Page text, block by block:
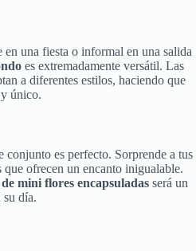
en una fiesta o informal en una salida
es extremadamente versátil. Las
a diferentes estilos, haciendo que
único.
conjunto es perfecto. Sorprende a tus
que ofrecen un encanto inigualable.
mini flores encapsuladas será un
día.